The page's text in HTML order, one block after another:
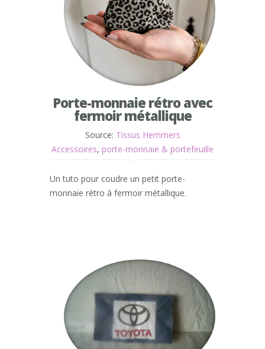
Porte-monnaie rétro avec
fermoir métallique
Source: Tissus Hemmers
Accessoires, porte-monnaie & portefeuille
Un tuto pour coudre un petit porte-
monnaie rétro à fermoir métallique.